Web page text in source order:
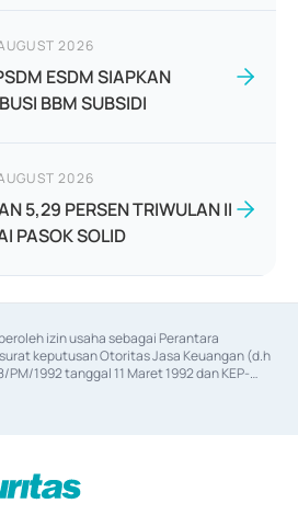
2026
ESDM SIAPKAN
BBM SUBSIDI
2026
5,29 PERSEN TRIWULAN II
PASOK SOLID
izin usaha sebagai Perantara
keputusan Otoritas Jasa Keuangan (d.h
PM/1992 tanggal 11 Maret 1992 dan KEP-
2014, izin usaha sebagai Penjamin Emisi
Otoritas Jasa Keuangan Nomor KEP-
Jasa Keuangan Nomor S-
2017, dan beberapa izin usaha lainnya